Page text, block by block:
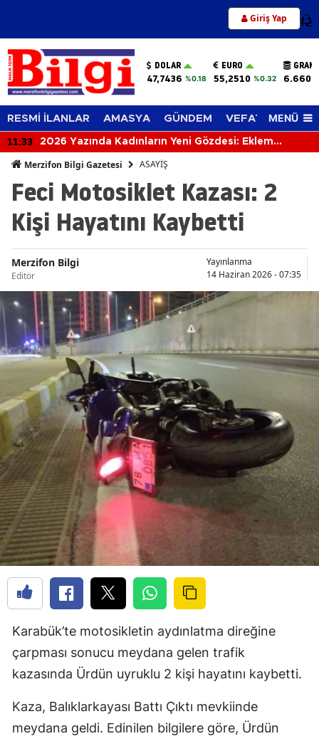
Giriş Yap 12
DOLAR
47,7436 %0.18
EURO
55,2510 %0.32
RESMİ İLANLAR AMASYA GÜNDEM VEFAT EDENLER
MENÜ
11:33
2026 Yazında Kadınların Yeni Gözdesi: Eklem
Merzifon Bilgi Gazetesi ASAYİŞ
Feci Motosiklet Kazası: 2
Kişi Hayatını Kaybetti
Merzifon Bilgi
Editör
Yayınlanma
14 Haziran 2026 - 07:35
Karabük’te motosikletin aydınlatma direğine
çarpması sonucu meydana gelen trafik
kazasında Ürdün uyruklu 2 kişi hayatını kaybetti.
Kaza, Balıklarkayası Battı Çıktı mevkiinde
meydana geldi. Edinilen bilgilere göre, Ürdün